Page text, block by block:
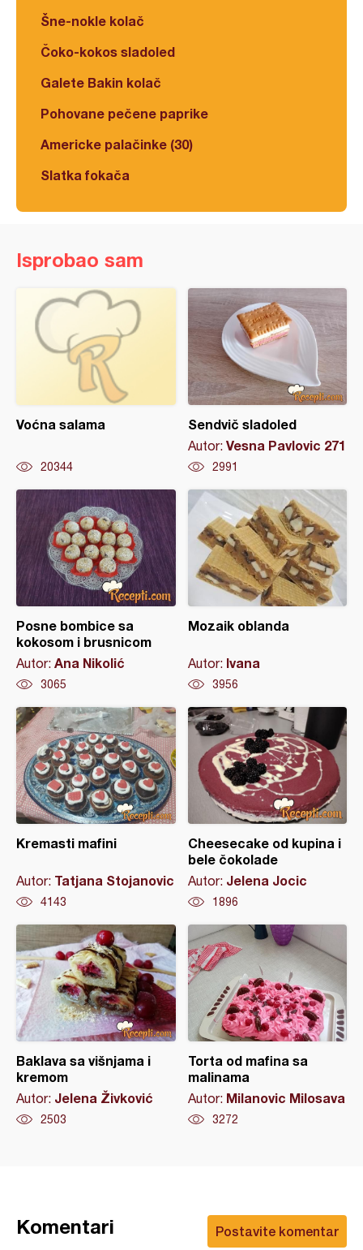
Šne-nokle kolač
Čoko-kokos sladoled
Galete Bakin kolač
Pohovane pečene paprike
Americke palačinke (30)
Slatka fokača
Isprobao sam
Voćna salama
20344
Sendvič sladoled
Autor: Vesna Pavlovic 271
2991
Posne bombice sa
kokosom i brusnicom
Autor: Ana Nikolić
3065
Mozaik oblanda
Autor: Ivana
3956
Kremasti mafini
Autor: Tatjana Stojanovic
4143
Cheesecake od kupina i
bele čokolade
Autor: Jelena Jocic
1896
Baklava sa višnjama i
kremom
Autor: Jelena Živković
2503
Torta od mafina sa
malinama
Autor: Milanovic Milosava
3272
Postavite komentar
Komentari